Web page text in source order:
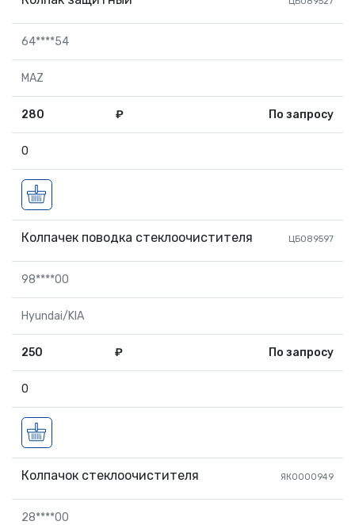
64****54
MAZ
280 ₽ По запросу
0
Колпачек поводка стеклоочистителя ЦБ089597
98****00
Hyundai/KIA
250 ₽ По запросу
0
Колпачок стеклоочистителя ЯК0000949
28****00